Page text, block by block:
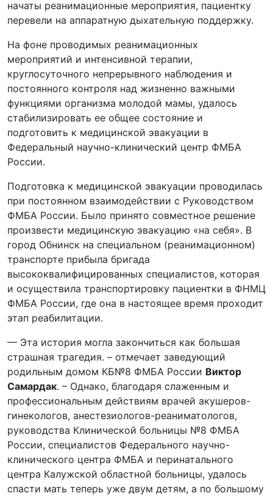
начаты реанимационные мероприятия, пациентку
перевели на аппаратную дыхательную поддержку.
На фоне проводимых реанимационных
мероприятий и интенсивной терапии,
круглосуточного непрерывного наблюдения и
постоянного контроля над жизненно важными
функциями организма молодой мамы, удалось
стабилизировать ее общее состояние и
подготовить к медицинской эвакуации в
Федеральный научно-клинический центр ФМБА
России.
Подготовка к медицинской эвакуации проводилась
при постоянном взаимодействии с Руководством
ФМБА России. Было принято совместное решение
произвести медицинскую эвакуацию «на себя». В
город Обнинск на специальном (реанимационном)
транспорте прибыла бригада
высококвалифицированных специалистов, которая
и осуществила транспортировку пациентки в ФНМЦ
ФМБА России, где она в настоящее время проходит
этап реабилитации.
— Эта история могла закончиться как большая
страшная трагедия. – отмечает заведующий
родильным домом КБ№8 ФМБА России Виктор
Самардак. – Однако, благодаря слаженным и
профессиональным действиям врачей акушеров-
гинекологов, анестезиологов-реаниматологов,
руководства Клинической больницы №8 ФМБА
России, специалистов Федерального научно-
клинического центра ФМБА и перинатального
центра Калужской областной больницы, удалось
спасти мать теперь уже двум детям, а по большому